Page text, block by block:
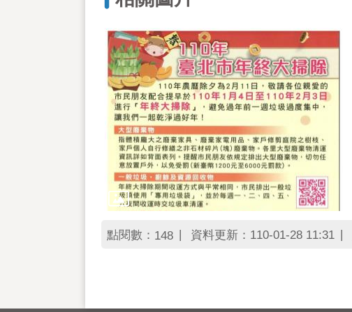
點閱數： 148 資料更新：110-01-28 11:31